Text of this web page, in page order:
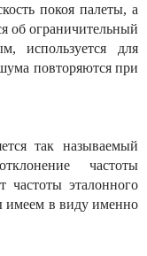
покоя палеты, а
об ограничительный
используется для
повторяются при
так называемый
частоты
частоты эталонного
имеем в виду именно